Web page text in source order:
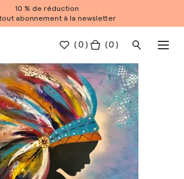
10 % de réduction
abonnement à la newsletter
(0 ) ( 0 )